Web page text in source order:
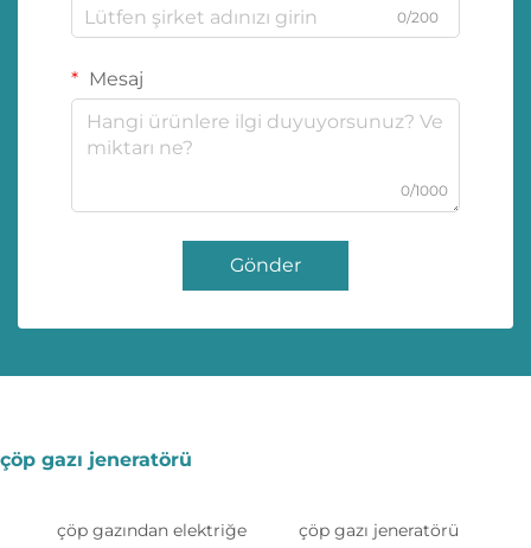
0/200
Mesaj
0/1000
Gönder
çöp gazı jeneratörü
çöp gazından elektriğe çöp gazı jeneratörü